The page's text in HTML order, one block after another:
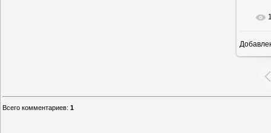
Всего комментариев: 1